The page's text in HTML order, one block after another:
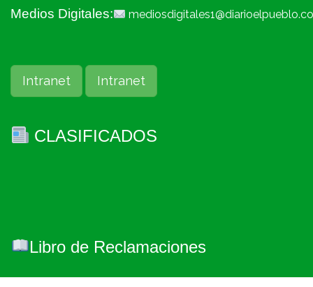
Medios Digitales:
Intranet Intranet
CLASIFICADOS
Libro de Reclamaciones